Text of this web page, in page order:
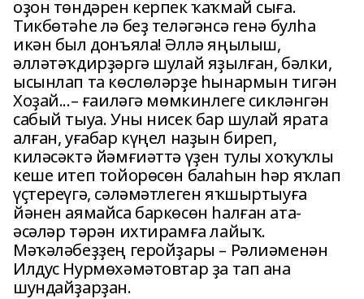
оҙон төндәрен керпек ҡаҡмай сыға.
Тикбөтәһе лә беҙ теләгәнсә генә булһа
икән был донъяла! Әллә яңылыш,
әлләтәҡдирҙәргә шулай яҙылған, бәлки,
ысынлап та көслөләрҙе һынармын тигән
Хоҙай...– ғаиләгә мөмкинлеге сикләнгән
сабый тыуа. Уны нисек бар шулай ярата
алған, уғабар күңел наҙын биреп,
киләсәктә йәмғиәттә үҙен тулы хоҡуҡлы
кеше итеп тойорөсөн балаһын һәр яҡлап
үҫтереүгә, сәләмәтлеген яҡшыртыуға
йәнен аямайса баркөсөн һалған ата-
әсәләр тәрән ихтирамға лайыҡ.
Мәҡәләбеҙҙең геройҙары – Рәлиәменән
Илдус Нурмөхәмәтовтар ҙа тап ана
шундайҙарҙан.